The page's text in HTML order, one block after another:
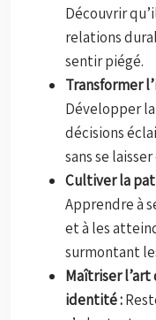
Découvrir
relations
sentir piégé.
Transformer
Développer
décisions
sans se
Cultiver la
Apprendre à
et à les
surmontant
Maîtriser l’art
identité :